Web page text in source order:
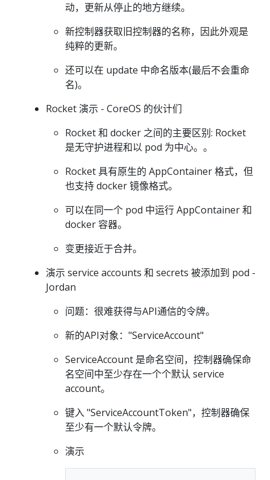
动，更新从停止的地方继续。
新控制器获取旧控制器的名称，因此外观是
纯粹的更新。
还可以在 update 中命名版本(最后不会重命
名)。
Rocket 演示 - CoreOS 的伙计们
Rocket 和 docker 之间的主要区别: Rocket
是无守护进程和以 pod 为中心。。
Rocket 具有原生的 AppContainer 格式，但
也支持 docker 镜像格式。
可以在同一个 pod 中运行 AppContainer 和
docker 容器。
变更接近于合并。
演示 service accounts 和 secrets 被添加到 pod -
Jordan
问题：很难获得与API通信的令牌。
新的API对象："ServiceAccount"
ServiceAccount 是命名空间，控制器确保命
名空间中至少存在一个个默认 service
account。
键入 "ServiceAccountToken"，控制器确保
至少有一个默认令牌。
演示